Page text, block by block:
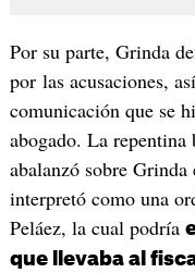
Por su parte, Grinda
por las acusaciones,
comunicación que se
abogado. La repentina
abalanzó sobre
interpretó como una
Peláez, la cual podría
que llevaba al